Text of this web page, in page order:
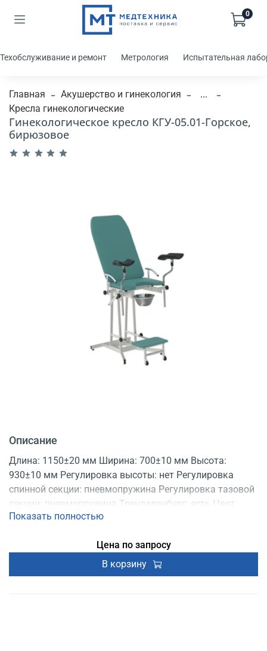
0
Техобслуживание и ремонт Метрология Испытательная
Главная Акушерство и гинекология
...
Кресла гинекологические
Гинекологическое кресло КГУ-05.01-Горское,
бирюзовое
Описание
Длина: 1150±20 мм Ширина: 700±10 мм Высота:
930±10 мм Регулировка высоты: нет Регулировка
спинной секции: пневмопружина Регулировка тазовой
секции: пневмопружина Тренделенбург: есть Цвет
обивки: бирюзовый Ступенька: выдвижная
Показать полностью
Цена по запросу
В корзину